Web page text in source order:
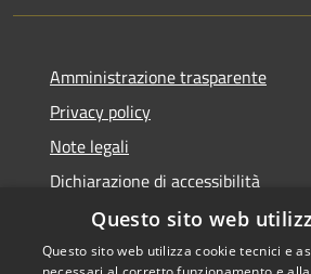
Amministrazione trasparente
Privacy policy
Note legali
Dichiarazione di accessibilità
Questo sito web
Questo sito web utilizza cookie tecnici e